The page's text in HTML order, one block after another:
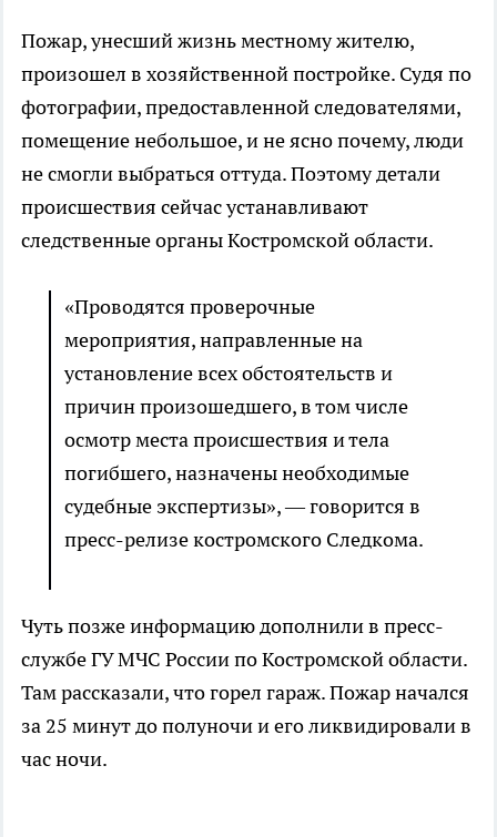
Пожар, унесший жизнь местному жителю,
произошел в хозяйственной постройке. Судя по
фотографии, предоставленной следователями,
помещение небольшое, и не ясно почему, люди
не смогли выбраться оттуда. Поэтому детали
происшествия сейчас устанавливают
следственные органы Костромской области.
«Проводятся проверочные
мероприятия, направленные на
установление всех обстоятельств и
причин произошедшего, в том числе
осмотр места происшествия и тела
погибшего, назначены необходимые
судебные экспертизы», — говорится в
пресс-релизе костромского Следкома.
Чуть позже информацию дополнили в пресс-
службе ГУ МЧС России по Костромской области.
Там рассказали, что горел гараж. Пожар начался
за 25 минут до полуночи и его ликвидировали в
час ночи.